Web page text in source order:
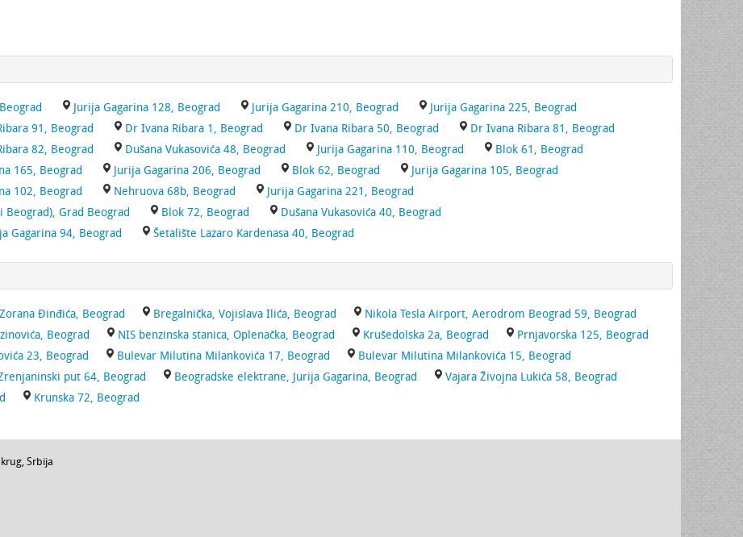
Jurija Gagarina 128, Beograd Jurija Gagarina 210, Beograd
Jurija Gagarina 225, Beograd
91, Beograd Dr Ivana Ribara 1, Beograd Dr Ivana Ribara 50, Beograd
Dr Ivana Ribara 81, Beograd
82, Beograd Dušana Vukasovića 48, Beograd Jurija Gagarina 110, Beograd
Blok 61, Beograd
165, Beograd Jurija Gagarina 206, Beograd Blok 62, Beograd
Jurija Gagarina 105, Beograd
102, Beograd Nehruova 68b, Beograd
Jurija Gagarina 221, Beograd
Beograd), Grad Beograd
Blok 72, Beograd
Dušana Vukasovića 40, Beograd
Gagarina 94, Beograd Šetalište Lazaro Kardenasa 40, Beograd
Đinđića, Beograd Bregalnička, Vojislava Ilića, Beograd
Nikola Tesla Airport, Aerodrom Beograd 59, Beograd
Beograd NIS benzinska stanica, Oplenačka, Beograd Krušedolska 2a, Beograd
Prnjavorska 125, Beograd
23, Beograd Bulevar Milutina Milankovića 17, Beograd
Bulevar Milutina Milankovića 15, Beograd
put 64, Beograd Beogradske elektrane, Jurija Gagarina, Beograd
Vajara Živojna Lukića 58, Beograd
Krunska 72, Beograd
, Srbija